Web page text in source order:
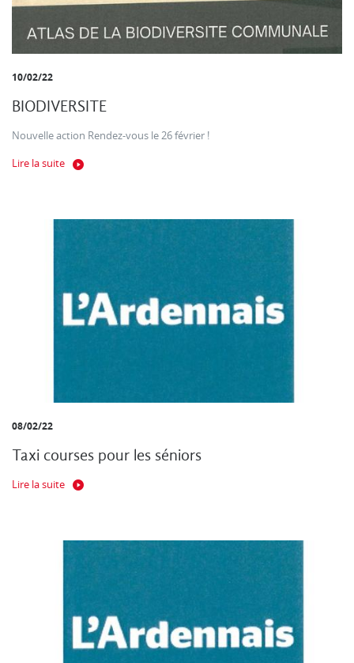
10/02/22
BIODIVERSITE
Nouvelle action Rendez-vous le 26 février !
Lire la suite
08/02/22
Taxi courses pour les séniors
Lire la suite